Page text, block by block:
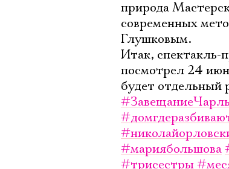
природа
современных
Глушковым.
Итак, спектакль-
посмотрел 24
будет отдельный
#мариябольшова
#трисестры